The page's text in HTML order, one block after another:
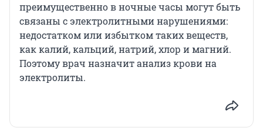
преимущественно в ночные часы могут быть
связаны с электролитными нарушениями:
недостатком или избытком таких веществ,
как калий, кальций, натрий, хлор и магний.
Поэтому врач назначит анализ крови на
электролиты.